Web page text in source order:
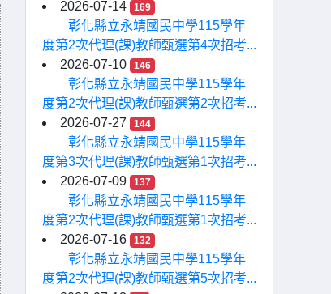
2026-07-14
169
彰化縣立永靖國民中學115學年
度第2次代理(課)教師甄選第4次招考...
2026-07-10
146
彰化縣立永靖國民中學115學年
度第2次代理(課)教師甄選第2次招考...
2026-07-27
144
彰化縣立永靖國民中學115學年
度第3次代理(課)教師甄選第1次招考...
2026-07-09
137
彰化縣立永靖國民中學115學年
度第2次代理(課)教師甄選第1次招考...
2026-07-16
132
彰化縣立永靖國民中學115學年
度第2次代理(課)教師甄選第5次招考...